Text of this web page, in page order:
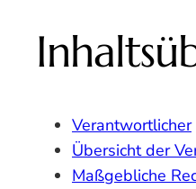
Verantwortlicher
Übersicht der
Maßgebliche